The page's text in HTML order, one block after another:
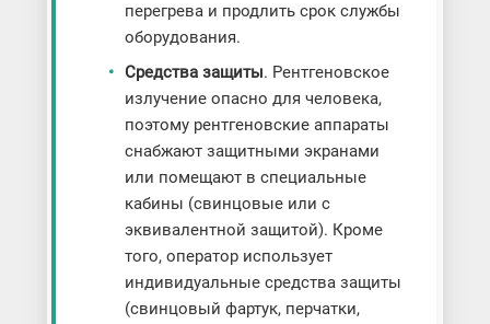
перегрева и продлить срок службы
оборудования.
Средства защиты. Рентгеновское
излучение опасно для человека,
поэтому рентгеновские аппараты
снабжают защитными экранами
или помещают в специальные
кабины (свинцовые или с
эквивалентной защитой). Кроме
того, оператор использует
индивидуальные средства защиты
(свинцовый фартук, перчатки,